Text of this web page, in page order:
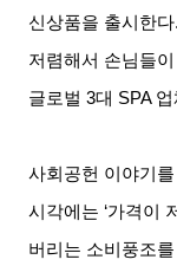
신상품을 출시한다
저렴해서 손님들
글로벌 3대 SPA
사회공헌 이야기
시각에는 ‘가격이
버리는 소비풍조